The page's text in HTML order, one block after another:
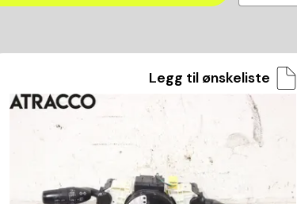
Legg til ønskeliste